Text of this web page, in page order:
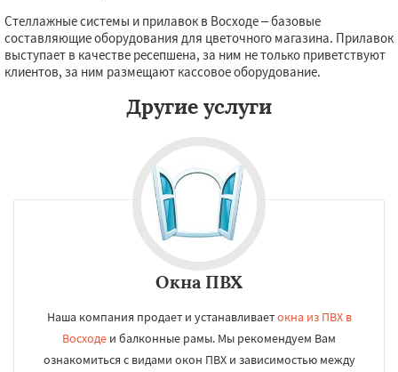
Стеллажные системы и прилавок в Восходе – базовые
составляющие оборудования для цветочного магазина. Прилавок
выступает в качестве ресепшена, за ним не только приветствуют
клиентов, за ним размещают кассовое оборудование.
Другие услуги
Окна ПВХ
Наша компания продает и устанавливаетокна из ПВХ в
Восходе и балконные рамы. Мы рекомендуем Вам
ознакомиться с видами окон ПВХ и зависимостью между